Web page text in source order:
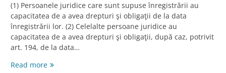
(1) Persoanele juridice care sunt supuse înregistrării au
capacitatea de a avea drepturi şi obligaţii de la data
înregistrării lor. (2) Celelalte persoane juridice au
capacitatea de a avea drepturi şi obligaţii, după caz, potrivit
art. 194, de la data…
Read moreArt.